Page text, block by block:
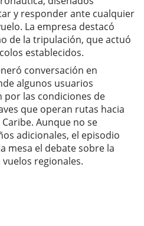
y responder ante cualquier
La empresa destacó
de la tripulación, que actuó
establecidos.
conversación en
algunos usuarios
las condiciones de
que operan rutas hacia
Aunque no se
adicionales, el episodio
mesa el debate sobre la
regionales.